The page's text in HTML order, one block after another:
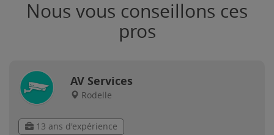
Nous vous conseillons ces
pros
AV Services
Rodelle
13 ans d'expérience